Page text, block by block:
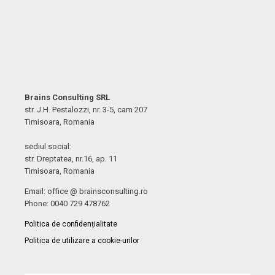
Brains Consulting SRL
str. J.H. Pestalozzi, nr. 3-5, cam 207
Timisoara, Romania
sediul social:
str. Dreptatea, nr.16, ap. 11
Timisoara, Romania
Email: office @ brainsconsulting.ro
Phone: 0040 729 478762
Politica de confidențialitate
Politica de utilizare a cookie-urilor